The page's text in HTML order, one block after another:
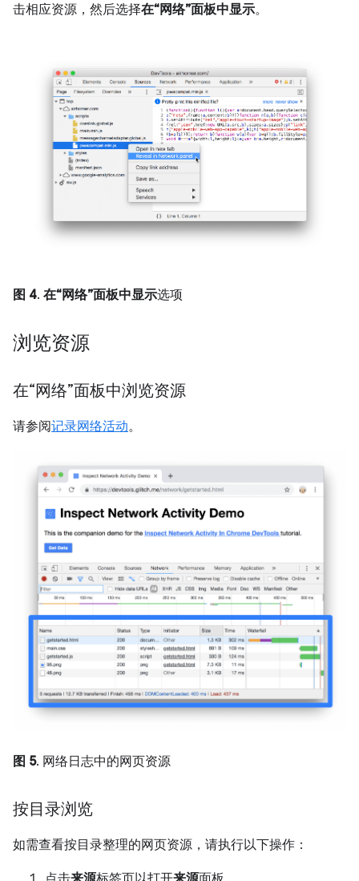
击相应资源，然后选择在“网络”面板中显示。
图 4. 在“网络”面板中显示选项
浏览资源
在“网络”面板中浏览资源
请参阅记录网络活动。
图 5. 网络日志中的网页资源
按目录浏览
如需查看按目录整理的网页资源，请执行以下操作：